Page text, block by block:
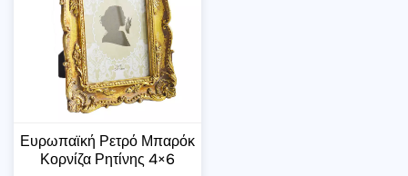
Ευρωπαϊκή Ρετρό Μπαρόκ
Κορνίζα Ρητίνης 4×6